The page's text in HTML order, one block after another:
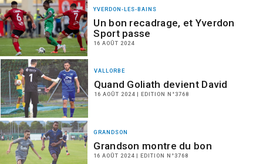
YVERDON-LES-BAINS
Un bon recadrage, et Yverdon
Sport passe
16 AOÛT 2024
VALLORBE
Quand Goliath devient David
16 AOÛT 2024 | EDITION N°3768
GRANDSON
Grandson montre du bon
16 AOÛT 2024 | EDITION N°3768